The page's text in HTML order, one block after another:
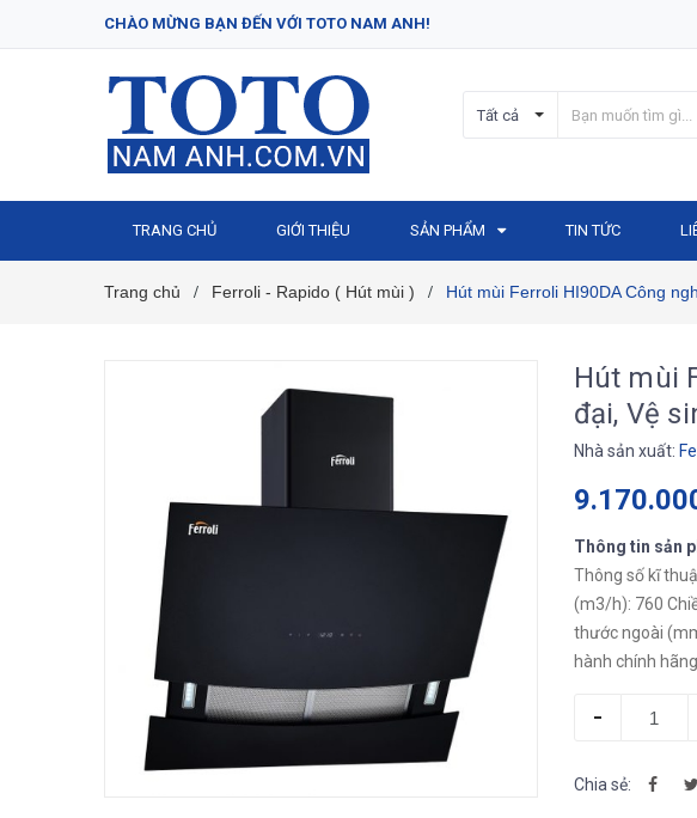
CHÀO MỪNG BẠN ĐẾN VỚI TOTO NAM ANH!
Tất cả
TRANG CHỦ GIỚI THIỆU SẢN PHẨM TIN TỨC
Trang chủ / Ferroli - Rapido ( Hút mùi ) / Hút mùi Ferroli HI90DA Công
Hút mùi
đại, Vệ
Nhà sản xuất:
Thông tin sản
Thông số kĩ
(m3/h): 760
thước ngoài (mm):
hành chính hãng
-
Chia sẻ: